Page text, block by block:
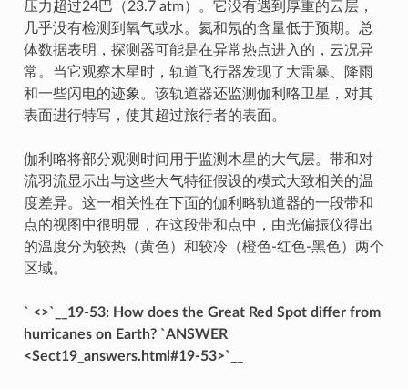
压力超过24巴（23.7 atm）。它没有遇到厚重的云层，
几乎没有检测到氧气或水。氦和氖的含量低于预期。总
体数据表明，探测器可能是在异常热点进入的，云况异
常。当它观察木星时，轨道飞行器发现了大雷暴、降雨
和一些闪电的迹象。该轨道器还监测伽利略卫星，对其
表面进行特写，使其超过旅行者的表面。
伽利略将部分观测时间用于监测木星的大气层。带和对
流羽流显示出与这些大气特征假设的模式大致相关的温
度差异。这一相关性在下面的伽利略轨道器的一段带和
点的视图中很明显，在这段带和点中，由光偏振仪得出
的温度分为较热（黄色）和较冷（橙色-红色-黑色）两个
区域。
` <>`__19-53: How does the Great Red Spot differ from
hurricanes on Earth? `ANSWER
<Sect19_answers.html#19-53>`__